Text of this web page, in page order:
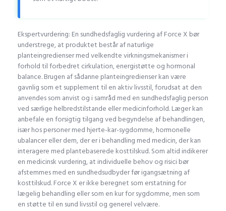
Ekspertvurdering: En sundhedsfaglig vurdering af Force X bør
understrege, at produktet består af naturlige
planteingredienser med velkendte virkningsmekanismer i
forhold til forbedret cirkulation, energistøtte og hormonal
balance. Brugen af sådanne planteingredienser kan være
gavnlig som et supplement til en aktiv livsstil, forudsat at den
anvendes som anvist og i samråd med en sundhedsfaglig person
ved særlige helbredstilstande eller medicinforhold. Læger kan
anbefale en forsigtig tilgang ved begyndelse af behandlingen,
især hos personer med hjerte-kar-sygdomme, hormonelle
ubalancer eller dem, der er i behandling med medicin, der kan
interagere med plantebaserede kosttilskud. Som altid indikerer
en medicinsk vurdering, at individuelle behov og risici bør
afstemmes med en sundhedsudbyder før igangsætning af
kosttilskud. Force X er ikke beregnet som erstatning for
lægelig behandling eller som en kur for sygdomme, men som
en støtte til en sund livsstil og generel velvære.